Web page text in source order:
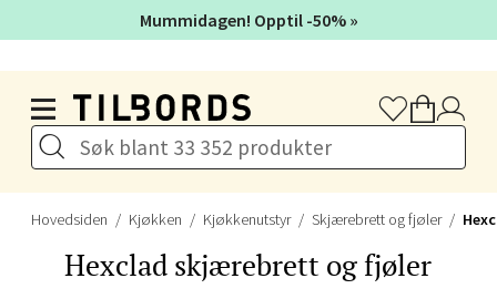
Hovedsiden Kjøkken Kjøkkenutstyr Skjærebrett og fjøler
Hexclad skjærebrett og fjøler
Mummidagen! Opptil -50% »
Bergen - Galleriet
Torgalmenningen 8, 5014 Bergen
Åpent i dag 09-21
Velg